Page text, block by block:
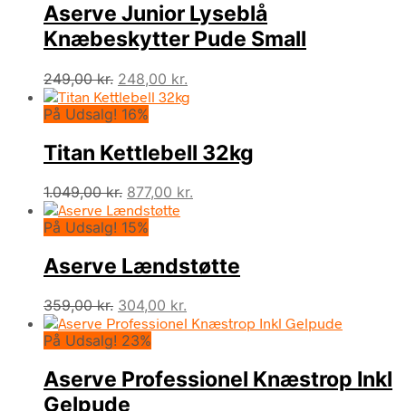
Aserve Junior Lyseblå
Knæbeskytter Pude Small
249,00kr. Den
oprindelige
pris
249,00 kr..
248,00 kr.
aktuelle
248,00 kr..
På Udsalg! 16%
Titan Kettlebell 32kg
1.049,00kr. Den
oprindelige
pris
1.049,00 kr..
877,00 kr.
877,00 kr..
På Udsalg! 15%
Aserve Lændstøtte
359,00kr. Den
oprindelige
pris
359,00 kr..
304,00 kr.
aktuelle
304,00 kr..
På Udsalg! 23%
Aserve Professionel Knæstrop Inkl
Gelpude